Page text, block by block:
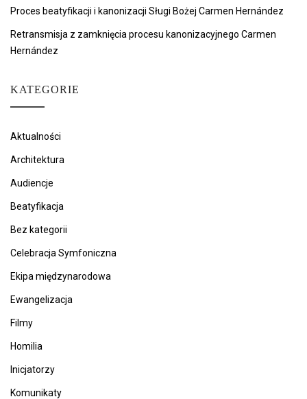
Proces beatyfikacji i kanonizacji Sługi Bożej Carmen Hernández
Retransmisja z zamknięcia procesu kanonizacyjnego Carmen
Hernández
KATEGORIE
Aktualności
Architektura
Audiencje
Beatyfikacja
Bez kategorii
Celebracja Symfoniczna
Ekipa międzynarodowa
Ewangelizacja
Filmy
Homilia
Inicjatorzy
Komunikaty